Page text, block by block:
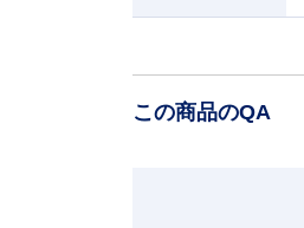
この商品のQA